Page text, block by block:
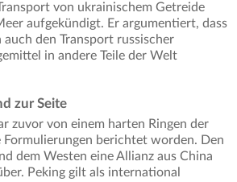
von ukrainischem Getreide
aufgekündigt. Er argumentiert, dass
den Transport russischer
in andere Teile der Welt
zur Seite
zuvor von einem harten Ringen der
berichtet worden. Den
dem Westen eine Allianz aus China
Peking gilt als international